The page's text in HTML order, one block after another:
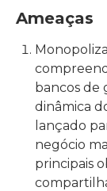
Ameaças
bancos de
dinâmica
lançado
negócio
principais